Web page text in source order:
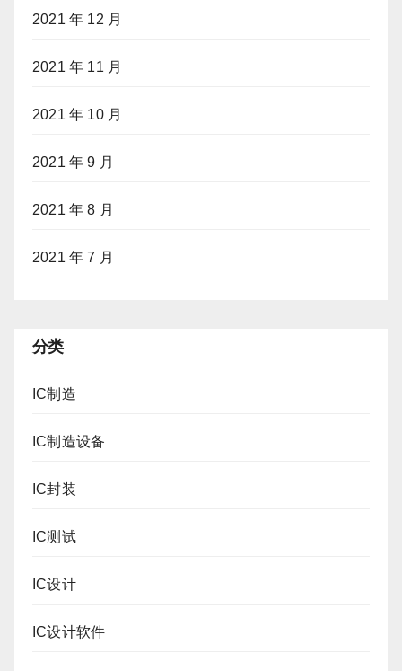
2021 年 12 月
2021 年 11 月
2021 年 10 月
2021 年 9 月
2021 年 8 月
2021 年 7 月
分类
IC制造
IC制造设备
IC封装
IC测试
IC设计
IC设计软件